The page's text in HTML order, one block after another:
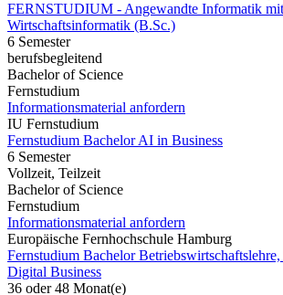
FERNSTUDIUM - Angewandte Informatik
Wirtschaftsinformatik (B.Sc.)
6 Semester
berufsbegleitend
Bachelor of Science
Fernstudium
Informationsmaterial anfordern
IU Fernstudium
Fernstudium Bachelor AI in Business
6 Semester
Vollzeit, Teilzeit
Bachelor of Science
Fernstudium
Informationsmaterial anfordern
Europäische Fernhochschule Hamburg
Fernstudium Bachelor
Digital Business
36 oder 48 Monat(e)